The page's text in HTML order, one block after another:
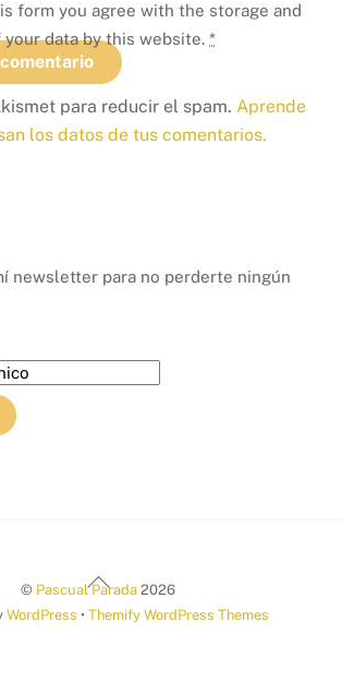
form you agree with the storage and
your data by this website.*
para reducir el spam. Aprende
los datos de tus comentarios.
newsletter para no perderte ningún
Back
To
© Pascual Parada 2026
WordPress • Themify WordPress Themes